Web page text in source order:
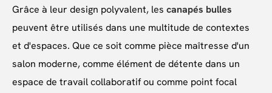
Grâce à leur design polyvalent, les canapés bulles
peuvent être utilisés dans une multitude de contextes
et d'espaces. Que ce soit comme pièce maîtresse d'un
salon moderne, comme élément de détente dans un
espace de travail collaboratif ou comme point focal